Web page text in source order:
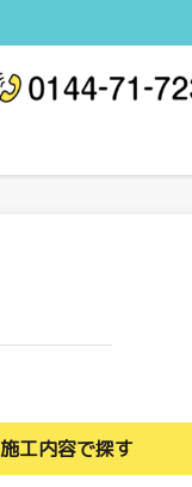
施工内容で探す